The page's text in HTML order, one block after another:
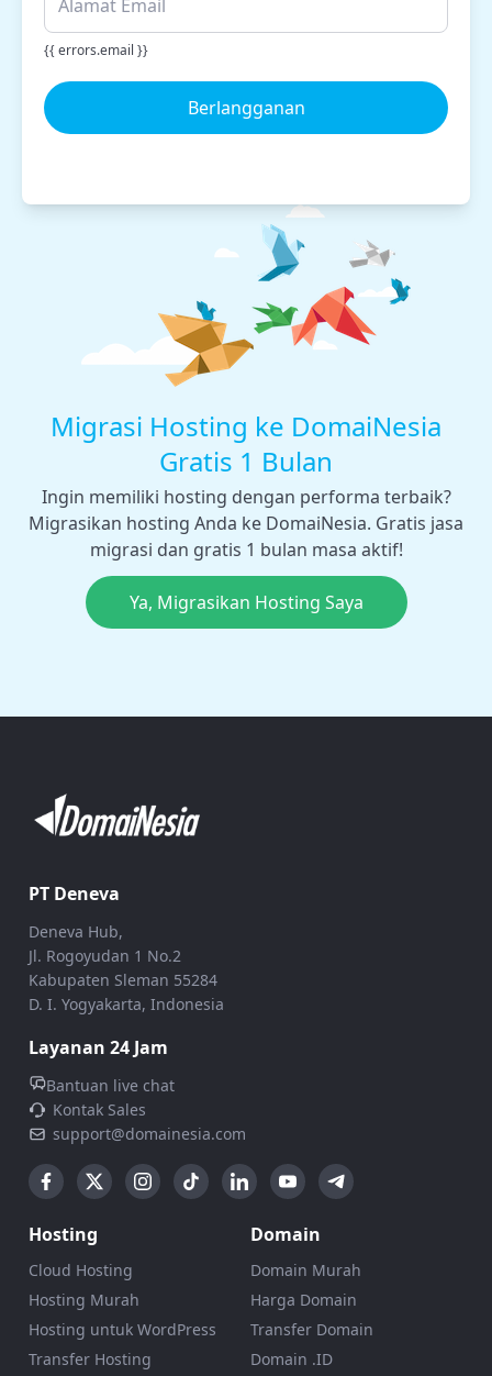
{{ errors.email }}
Berlangganan
Migrasi Hosting ke DomaiNesia
Gratis 1 Bulan
Ingin memiliki hosting dengan performa terbaik?
Migrasikan hosting Anda ke DomaiNesia. Gratis jasa
migrasi dan gratis 1 bulan masa aktif!
Ya, Migrasikan Hosting Saya
PT Deneva
Deneva Hub,
Jl. Rogoyudan 1 No.2
Kabupaten Sleman 55284
D. I. Yogyakarta, Indonesia
Layanan 24 Jam
Bantuan live chat
Kontak Sales
support@domainesia.com
Hosting
Cloud Hosting
Hosting Murah
Hosting untuk WordPress
Transfer Hosting
Domain
Domain Murah
Harga Domain
Transfer Domain
Domain .ID